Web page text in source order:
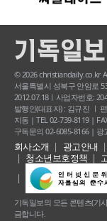
© 2026 christiandaily.co.kr
서울특별시 성북구 안암로
2012.07.18ㅣ사업자번호:
발행인(대표자) : 김규진 ㅣ
지동 | TEL 02-739-8119 |
구독문의 02-6085-8166 | 광
회사소개 광고안내
청소년보호정책
기독일보의 모든 콘텐츠(기
금합니다.